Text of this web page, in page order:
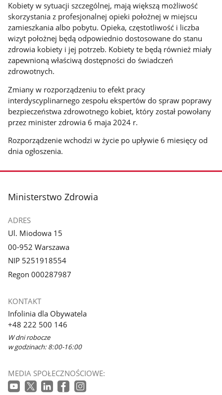
Kobiety w sytuacji szczególnej, mają większą możliwość
skorzystania z profesjonalnej opieki położnej w miejscu
zamieszkania albo pobytu. Opieka, częstotliwość i liczba
wizyt położnej będą odpowiednio dostosowane do stanu
zdrowia kobiety i jej potrzeb. Kobiety te będą również miały
zapewnioną właściwą dostępności do świadczeń
zdrowotnych.
Zmiany w rozporządzeniu to efekt pracy
interdyscyplinarnego zespołu ekspertów do spraw poprawy
bezpieczeństwa zdrowotnego kobiet, który został powołany
przez minister zdrowia 6 maja 2024 r.
Rozporządzenie wchodzi w życie po upływie 6 miesięcy od
dnia ogłoszenia.
stopka
Ministerstwo Zdrowia
ADRES
Ul. Miodowa 15
00-952 Warszawa
NIP 5251918554
Regon 000287987
KONTAKT
Infolinia dla Obywatela
+48 222 500 146
W dni robocze
w godzinach: 8:00-16:00
MEDIA SPOŁECZNOŚCIOWE: